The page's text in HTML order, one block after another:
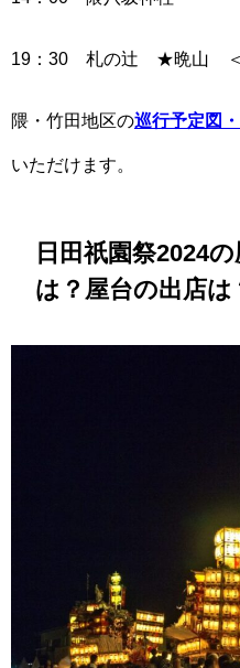
19：30 札の辻 ★晩山 ＜
隈・竹田地区の巡行予定図
いただけます。
日田祇園祭2024
は？屋台の出店は